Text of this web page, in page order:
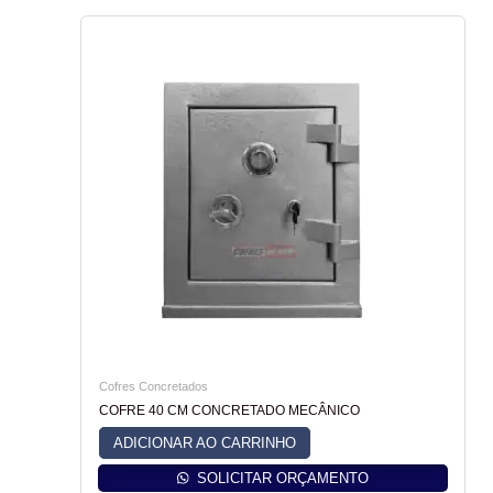
Cofres Concretados
COFRE 40 CM CONCRETADO MECÂNICO
ADICIONAR AO CARRINHO
SOLICITAR ORÇAMENTO